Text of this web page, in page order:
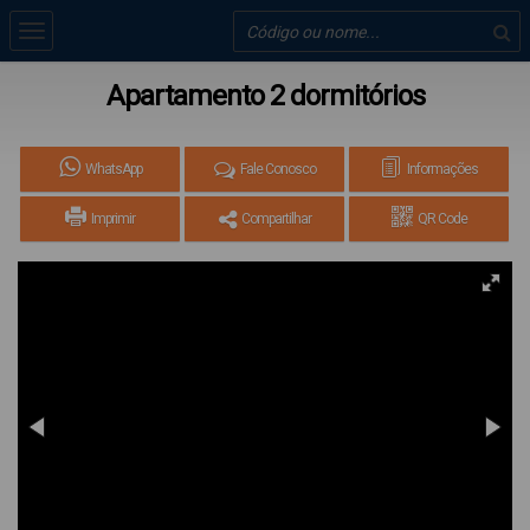
Apartamento 2 dormitórios
WhatsApp Fale Conosco Informações
Imprimir Compartilhar QR Code